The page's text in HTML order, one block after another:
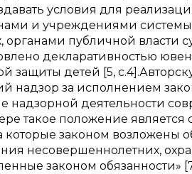
условия для
и учреждениями
публичной власти
декларативностью
защиты детей [5,
надзор за исполнением
надзорной деятельности
такое положение является
которые законом возложены
несовершеннолетних,
законом обязанности»